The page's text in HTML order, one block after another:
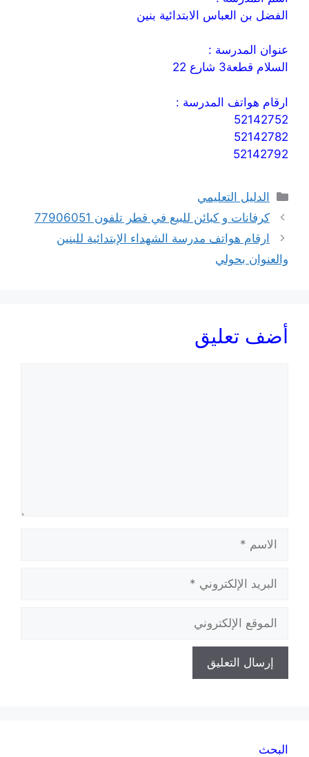
الفضل بن العباس الابتدائية بنين
عنوان المدرسة :
السلام قطعة3 شارع 22
ارقام هواتف المدرسة :
52142752
52142782
52142792
التصنيفات
الدليل التعليمي
كرفانات و كبائن للبيع في قطر تلفون 77906051
ارقام هواتف مدرسة الشهداء الإبتدائية للبنين
والعنوان بحولي
أضف تعليق
الإلكتروني
الإلكتروني
البحث